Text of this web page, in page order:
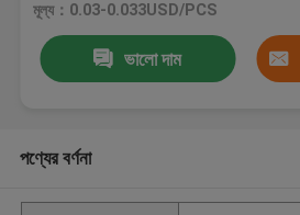
মূল্য：0.03-0.033USD/PCS
ভালো দাম
পণ্যের বর্ণনা